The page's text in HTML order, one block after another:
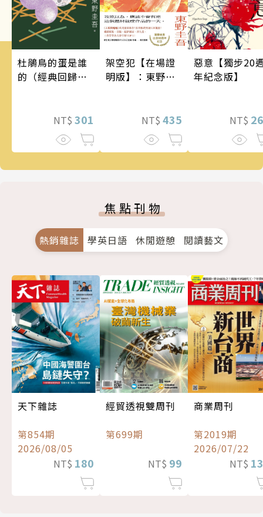
杜鵑鳥的蛋是誰
的（經典回歸
NT$ 301
架空犯【在場證
明版】：東野圭
蝠》系列重磅新
NT$ 435
惡意【獨步20
年紀念版】
NT$
焦點刊物
熱銷雜誌 學英日語 休閒遊憩 閱讀藝文
天下雜誌
第854期
2026/08/05
NT$ 180
經貿透視雙周刊
第699期
NT$ 99
商業周刊
第2019期
2026/07/22
NT$